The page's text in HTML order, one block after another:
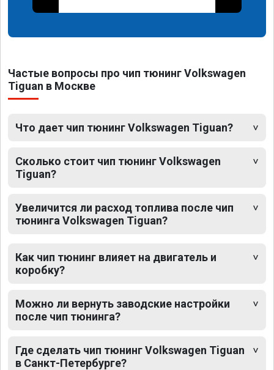
Частые вопросы про чип тюнинг Volkswagen
Tiguan в Москве
Что дает чип тюнинг Volkswagen Tiguan?
Сколько стоит чип тюнинг Volkswagen
Tiguan?
Увеличится ли расход топлива после чип
тюнинга Volkswagen Tiguan?
Как чип тюнинг влияет на двигатель и
коробку?
Можно ли вернуть заводские настройки
после чип тюнинга?
Где сделать чип тюнинг Volkswagen Tiguan
в Санкт-Петербурге?